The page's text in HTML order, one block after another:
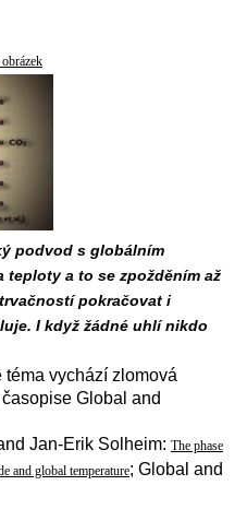
podvod s globálním
teploty a to se zpožděním až
pokračovat i
I když žádné uhlí nikdo
téma vychází zlomová
Global and
Jan-Erik Solheim: The phase
and global temperature; Global and